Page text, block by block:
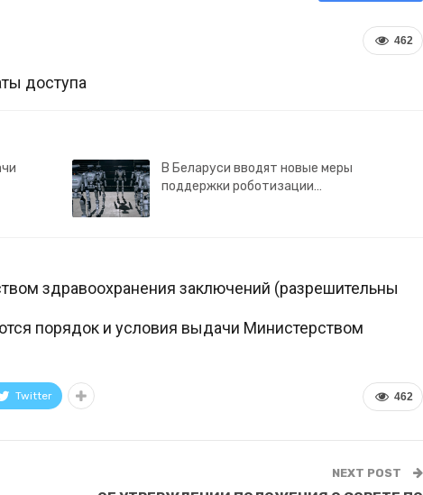
462
доступа
В Беларуси вводят новые меры
поддержки роботизации…
здравоохранения заключений (разрешительны
порядок и условия выдачи Министерством
462
Twitter
NEXT POST